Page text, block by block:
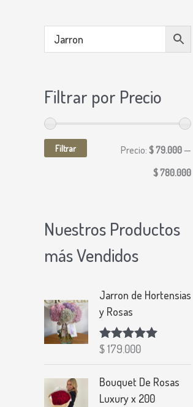
Filtrar por Precio
i
m
i
m
Filtrar Precio: $ 79.000—
$ 780.000
Nuestros Productos
más Vendidos
Jarron de Hortensias
y Rosas
Valorado con
$179.000
Bouquet De Rosas
Luxury x 200